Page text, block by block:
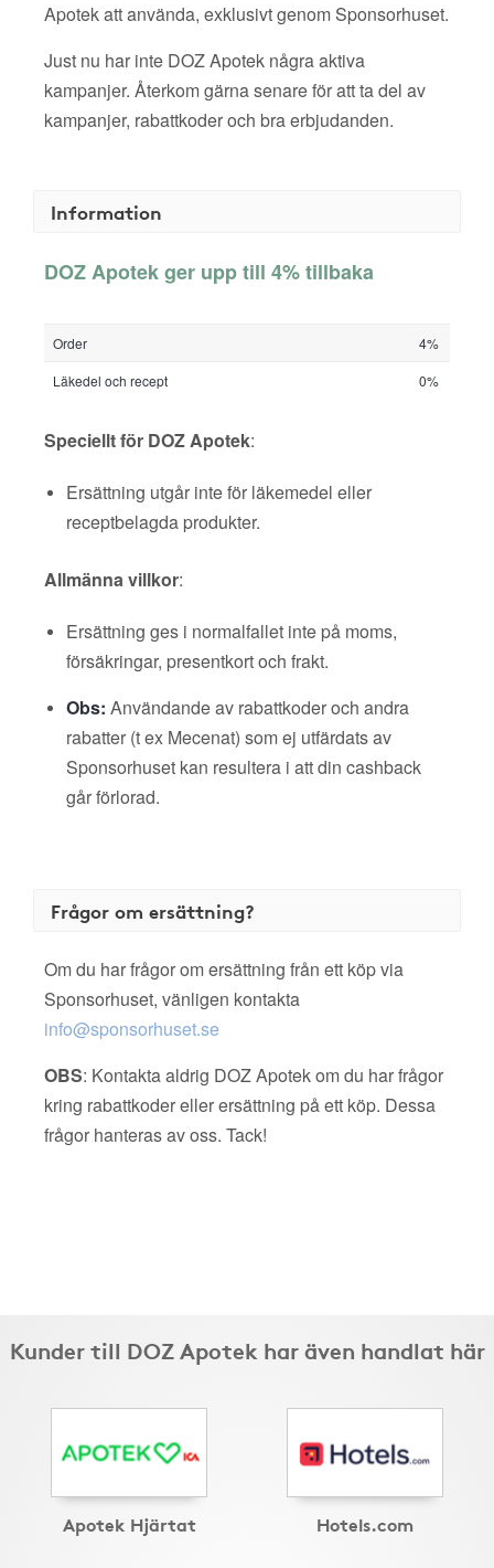
Apotek att använda, exklusivt genom Sponsorhuset.
Just nu har inte DOZ Apotek några aktiva
kampanjer. Återkom gärna senare för att ta del av
kampanjer, rabattkoder och bra erbjudanden.
Information
DOZ Apotek ger upp till 4% tillbaka
Order
4%
Läkedel och recept
0%
Speciellt för DOZ Apotek:
Ersättning utgår inte för läkemedel eller
receptbelagda produkter.
Allmänna villkor:
Ersättning ges i normalfallet inte på moms,
försäkringar, presentkort och frakt.
Obs: Användande av rabattkoder och andra
rabatter (t ex Mecenat) som ej utfärdats av
Sponsorhuset kan resultera i att din cashback
går förlorad.
Frågor om ersättning?
Om du har frågor om ersättning från ett köp via
Sponsorhuset, vänligen kontakta
info@sponsorhuset.se
OBS: Kontakta aldrig DOZ Apotek om du har frågor
kring rabattkoder eller ersättning på ett köp. Dessa
frågor hanteras av oss. Tack!
Kunder till DOZ Apotek har även handlat här
Apotek Hjärtat Hotels.com